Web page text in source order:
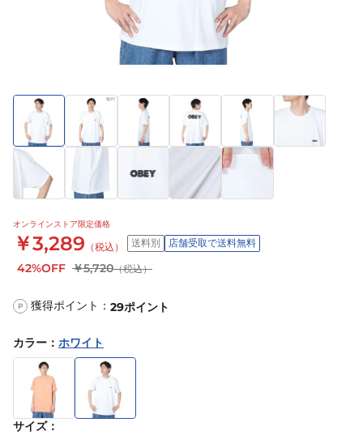
オンラインストア限定価格
￥3,289 （税込） 送料別 店舗受取で送料無料
42%OFF ￥5,720（税込）
P 獲得ポイント： 29ポイント
カラー ： ホワイト
サイズ：